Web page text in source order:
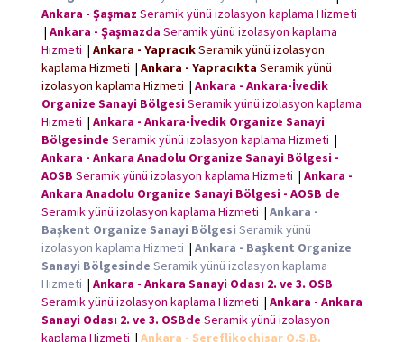
Ankara - Şaşmaz Seramik yünü izolasyon kaplama Hizmeti
| Ankara - Şaşmazda Seramik yünü izolasyon kaplama
Hizmeti | Ankara - YapracıkSeramik yünü izolasyon
kaplama Hizmeti | Ankara - Yapracıkta Seramik yünü
izolasyon kaplama Hizmeti | Ankara - Ankara-İvedik
Organize Sanayi BölgesiSeramik yünü izolasyon kaplama
Hizmeti | Ankara - Ankara-İvedik Organize Sanayi
Bölgesinde Seramik yünü izolasyon kaplama Hizmeti |
Ankara - Ankara Anadolu Organize Sanayi Bölgesi -
AOSB Seramik yünü izolasyon kaplama Hizmeti | Ankara -
Ankara Anadolu Organize Sanayi Bölgesi - AOSB de
Seramik yünü izolasyon kaplama Hizmeti | Ankara -
Başkent Organize Sanayi Bölgesi Seramik yünü
izolasyon kaplama Hizmeti | Ankara - Başkent Organize
Sanayi Bölgesinde Seramik yünü izolasyon kaplama
Hizmeti | Ankara - Ankara Sanayi Odası 2. ve 3. OSB
Seramik yünü izolasyon kaplama Hizmeti | Ankara - Ankara
Sanayi Odası 2. ve 3. OSBde Seramik yünü izolasyon
kaplama Hizmeti | Ankara - Şereflikoçhisar O.S.B.